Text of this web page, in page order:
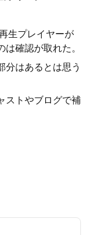
生プレイヤーが
確認が取れた。
分はあるとは思う
ストやブログで補